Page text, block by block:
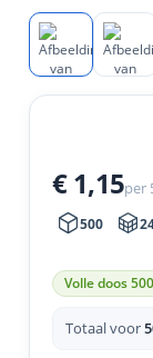
& primers
Stokeinde
/ Schroefduim
€ 1,15per
500
Volle doos
Totaal voor